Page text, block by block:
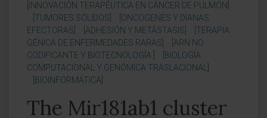
[INNOVACIÓN TERAPÉUTICA EN CÁNCER DE PULMÓN]
[TUMORES SÓLIDOS]
[ONCOGENES Y DIANAS
EFECTORAS]
[ADHESIÓN Y METÁSTASIS]
[TERAPIA
GÉNICA DE ENFERMEDADES RARAS]
[ARN NO
CODIFICANTE Y BIOTECNOLOGÍA ]
[BIOLOGÍA
COMPUTACIONAL Y GENÓMICA TRASLACIONAL]
[BIOINFORMÁTICA]
The Mir181ab1 cluster